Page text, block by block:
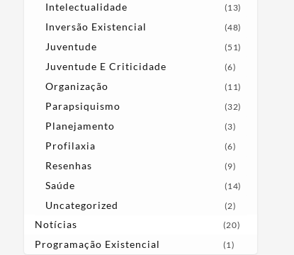
Intelectualidade (13)
Inversão Existencial (48)
Juventude (51)
Juventude E Criticidade (6)
Organização (11)
Parapsiquismo (32)
Planejamento (3)
Profilaxia (6)
Resenhas (9)
Saúde (14)
Uncategorized (2)
Notícias (20)
Programação Existencial (1)